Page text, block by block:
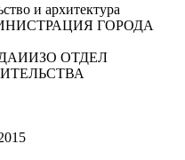
и архитектура
ГОРОДА
*ДАИИЗО ОТДЕЛ